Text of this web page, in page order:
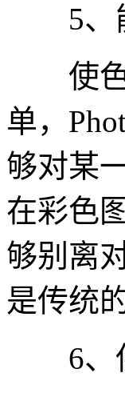
5、能
使色
单，
够对某
在彩色
够别离
是传统
6、供